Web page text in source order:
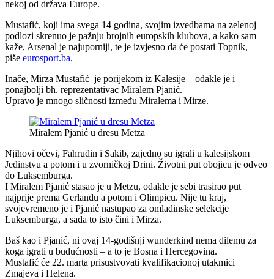
nekoj od država Europe.
Mustafić, koji ima svega 14 godina, svojim izvedbama na zelenoj
podlozi skrenuo je pažnju brojnih europskih klubova, a kako sam
kaže, Arsenal je najuporniji, te je izvjesno da će postati Topnik,
piše eurosport.ba.
Inače, Mirza Mustafić je porijekom iz Kalesije – odakle je i
ponajbolji bh. reprezentativac Miralem Pjanić.
Upravo je mnogo sličnosti između Miralema i Mirze.
Miralem Pjanić u dresu Metza
Njihovi očevi, Fahrudin i Sakib, zajedno su igrali u kalesijskom
Jedinstvu a potom i u zvorničkoj Drini. Životni put obojicu je odveo
do Luksemburga.
I Miralem Pjanić stasao je u Metzu, odakle je sebi trasirao put
najprije prema Gerlandu a potom i Olimpicu. Nije tu kraj,
svojevremeno je i Pjanić nastupao za omladinske selekcije
Luksemburga, a sada to isto čini i Mirza.
Baš kao i Pjanić, ni ovaj 14-godišnji wunderkind nema dilemu za
koga igrati u budućnosti – a to je Bosna i Hercegovina.
Mustafić će 22. marta prisustvovati kvalifikacionoj utakmici
Zmajeva i Helena.